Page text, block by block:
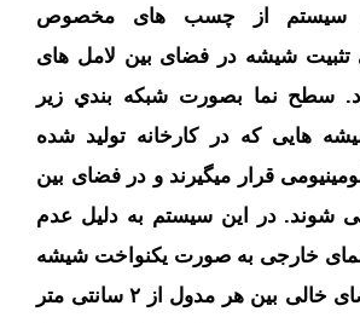
سیستم از چسب های مخصوص
تثبیت شیشه در فضای بین لامل های
سطح نما بصورت شبکه بندي زير
هایی که در کارخانه تولید شده
قرار میگیرند و در فضای بین
شوند. در این سیستم به دلیل عدم
خارجی به صورت یکنواخت شیشه
دیده می‌شود. فضای خالی بین هر مدول از ۲ سانتی متر